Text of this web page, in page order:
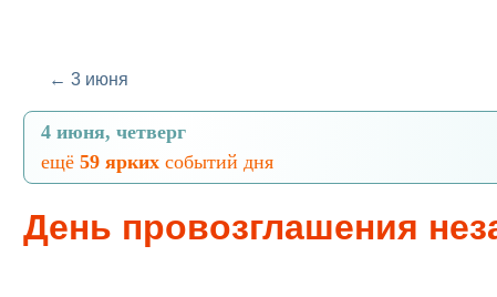
← 3 июня
4 июня, четверг
ещё 59 ярких событий дня
День провозглашения